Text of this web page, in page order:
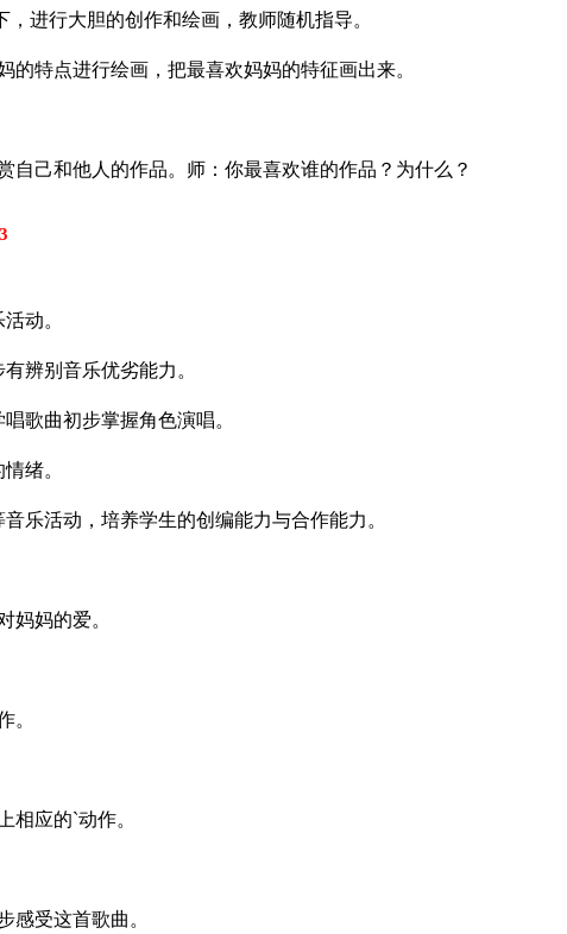
进行大胆的创作和绘画，教师随机指导。
的特点进行绘画，把最喜欢妈妈的特征画出来。
自己和他人的作品。师：你最喜欢谁的作品？为什么？
动。
辨别音乐优劣能力。
歌曲初步掌握角色演唱。
绪。
乐活动，培养学生的创编能力与合作能力。
妈妈的爱。
。
相应的`动作。
感受这首歌曲。